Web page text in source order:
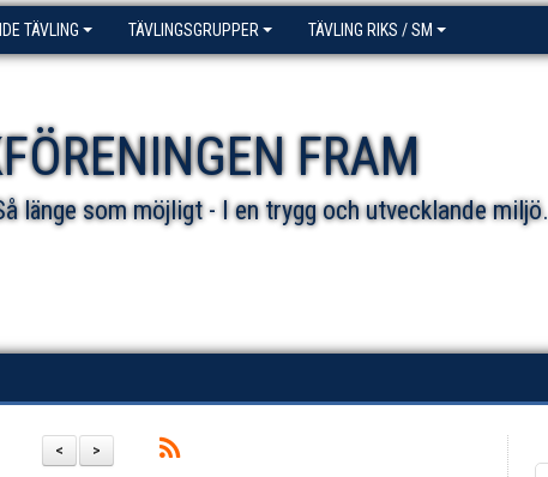
TÄVLING TÄVLINGSGRUPPER TÄVLING RIKS / SM
FRAM
länge som möjligt - I en trygg och utvecklande miljö.
>
<